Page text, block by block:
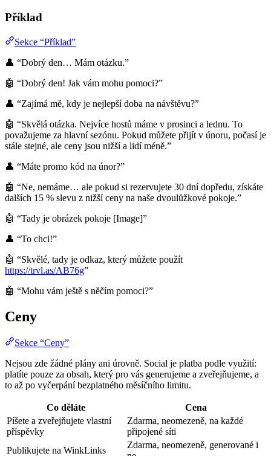
Příklad
Sekce “Příklad”
👤 “Dobrý den… Mám otázku.”
🤖 “Dobrý den! Jak vám mohu pomoci?”
👤 “Zajímá mě, kdy je nejlepší doba na návštěvu?”
🤖 “Skvělá otázka. Nejvíce hostů máme v prosinci a lednu. To
považujeme za hlavní sezónu. Pokud můžete přijít v únoru, počasí je
stále stejné, ale ceny jsou nižší a lidí méně.”
👤 “Máte promo kód na únor?”
🤖 “Ne, nemáme… ale pokud si rezervujete 30 dní dopředu, získáte
dalších 15 % slevu z nižší ceny na naše dvoulůžkové pokoje.”
🤖 “Tady je obrázek pokoje [Image]”
👤 “To chci!”
🤖 “Skvělé, tady je odkaz, který můžete použít
https://trvl.as/AB76g”
🤖 “Mohu vám ještě s něčím pomoci?”
Ceny
Sekce “Ceny”
Nejsou zde žádné plány ani úrovně. Social je platba podle využití:
platíte pouze za obsah, který pro vás generujeme a zveřejňujeme, a
to až po vyčerpání bezplatného měsíčního limitu.
Co děláte
Cena
Píšete a zveřejňujete vlastní
příspěvky
Zdarma, neomezeně, na každé
připojené síti
Publikujete na WinkLinks
Zdarma, neomezeně, generované i